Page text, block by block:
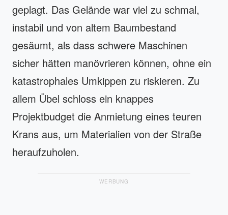
geplagt. Das Gelände war viel zu schmal,
instabil und von altem Baumbestand
gesäumt, als dass schwere Maschinen
sicher hätten manövrieren können, ohne ein
katastrophales Umkippen zu riskieren. Zu
allem Übel schloss ein knappes
Projektbudget die Anmietung eines teuren
Krans aus, um Materialien von der Straße
heraufzuholen.
WERBUNG